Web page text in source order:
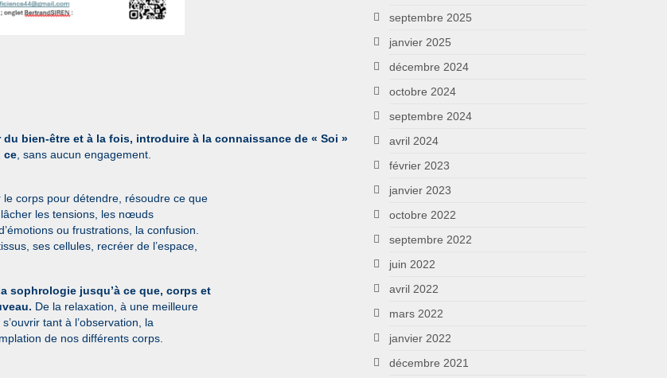
bien-être et à la fois, introduire à la connaissance de « Soi »
ce , sans aucun engagement.
le corps pour détendre, résoudre ce que
les tensions, les nœuds
ou frustrations, la confusion.
ses cellules, recréer de l’espace,
sophrologie jusqu’à ce que, corps et
De la relaxation, à une meilleure
tant à l’observation, la
de nos différents corps.
septembre 2025
janvier 2025
décembre 2024
octobre 2024
septembre 2024
avril 2024
février 2023
janvier 2023
octobre 2022
septembre 2022
juin 2022
avril 2022
mars 2022
janvier 2022
décembre 2021